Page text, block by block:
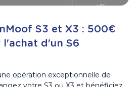
S3 et X3 : 500€
d'un S6
opération exceptionnelle de